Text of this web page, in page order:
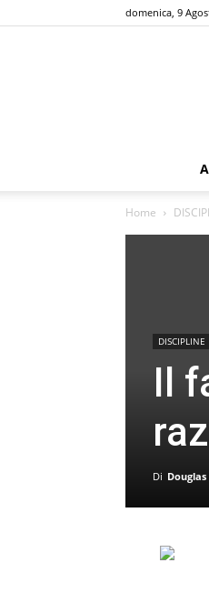
domenica, 9
Home
DISCIPLINE
Il
Di